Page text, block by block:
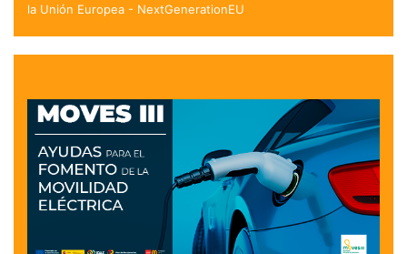
la Unión Europea - NextGenerationEU